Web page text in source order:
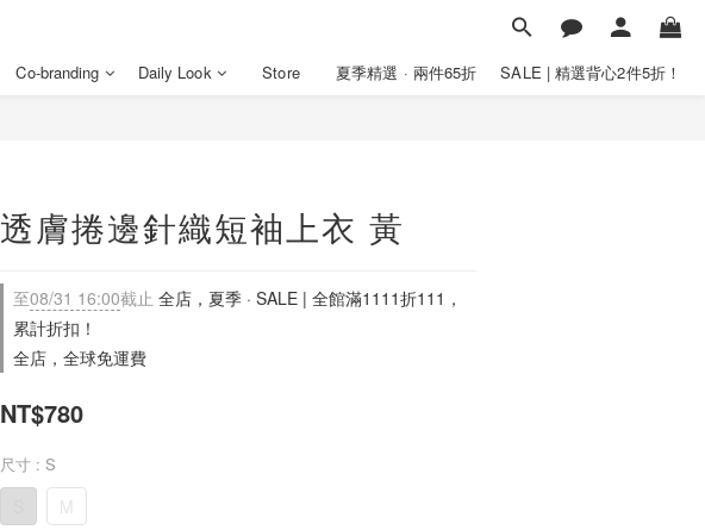
Co-branding Daily Look Store 夏季精選 · 兩件65折 SALE | 精選背心2件5折！
透膚捲邊針織短袖上衣 黃
至08/31 16:00截止 全店，夏季 · SALE | 全館滿1111折111，
累計折扣！
全店，全球免運費
NT$780
尺寸 : S
M